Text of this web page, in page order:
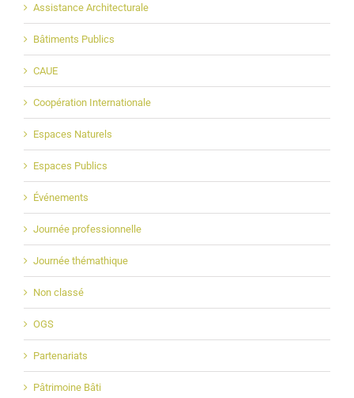
Assistance Architecturale
Bâtiments Publics
CAUE
Coopération Internationale
Espaces Naturels
Espaces Publics
Événements
Journée professionnelle
Journée thémathique
Non classé
OGS
Partenariats
Pâtrimoine Bâti